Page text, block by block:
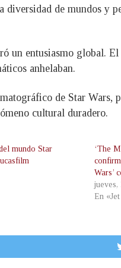
de mundos y
un entusiasmo global.
anhelaban.
de Star Wars,
cultural duradero.
mundo Star
‘The
Wars’
jueves,
En